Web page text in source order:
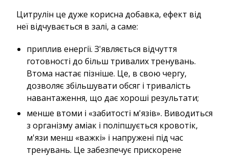
Цитрулін це дуже корисна добавка, ефект від
неї відчувається в залі, а саме:
приплив енергії. З'являється відчуття
готовності до більш тривалих тренувань.
Втома настає пізніше. Це, в свою чергу,
дозволяє збільшувати обсяг і тривалість
навантаження, що дає хороші результати;
менше втоми і «забитості м'язів». Виводиться
з організму аміак і поліпшується кровотік,
м'язи менш «важкі» і напружені під час
тренувань. Це забезпечує прискорене